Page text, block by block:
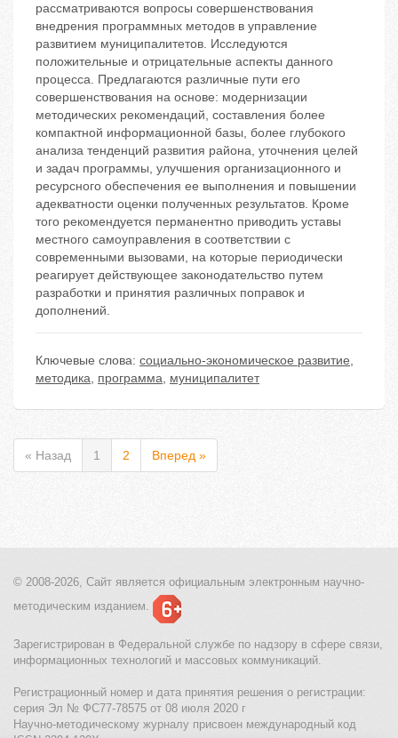
рассматриваются вопросы совершенствования
внедрения программных методов в управление
развитием муниципалитетов. Исследуются
положительные и отрицательные аспекты данного
процесса. Предлагаются различные пути его
совершенствования на основе: модернизации
методических рекомендаций, составления более
компактной информационной базы, более глубокого
анализа тенденций развития района, уточнения целей
и задач программы, улучшения организационного и
ресурсного обеспечения ее выполнения и повышении
адекватности оценки полученных результатов. Кроме
того рекомендуется перманентно приводить уставы
местного самоуправления в соответствии с
современными вызовами, на которые периодически
реагирует действующее законодательство путем
разработки и принятия различных поправок и
дополнений.
Ключевые слова: социально-экономическое развитие,
методика, программа, муниципалитет
« Назад 1 2 Вперед »
© 2008-2026, Сайт является официальным электронным научно-
методическим изданием.
Зарегистрирован в Федеральной службе по надзору в сфере связи,
информационных технологий и массовых коммуникаций.
Регистрационный номер и дата принятия решения о регистрации:
серия Эл № ФС77-78575 от 08 июля 2020 г
Научно-методическому журналу присвоен международный код